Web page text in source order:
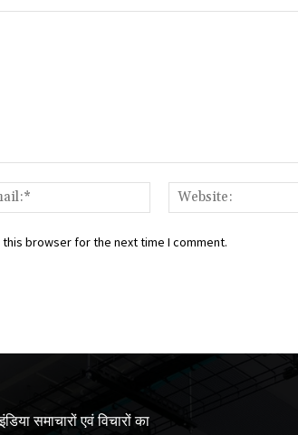
Email:*
browser for the next time I comment.
समाचारों एवं विचारों का